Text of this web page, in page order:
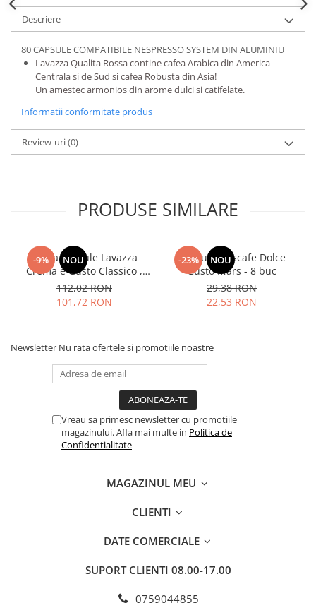
Descriere
80 CAPSULE COMPATIBILE NESPRESSO SYSTEM DIN ALUMINIU
Lavazza Qualita Rossa contine cafea Arabica din America
Centrala si de Sud si cafea Robusta din Asia!
Un amestec armonios din arome dulci si catifelate.
Informatii conformitate produs
Review-uri(0)
PRODUSE SIMILARE
-9% NOU
Cafea capsule Lavazza
Crema e Gusto Classico ,
compatibile Nespresso, 80
buc
112,02 RON
101,72 RON
-23% NOU
Capsule Nescafe Dolce
Gusto Mars - 8 buc
29,38 RON
22,53 RON
Newsletter Nu rata ofertele si promotiile noastre
Vreau sa primesc newsletter cu promotiile
magazinului. Afla mai multe in Politica de
Confidentialitate
MAGAZINUL MEU
CLIENTI
DATE COMERCIALE
SUPORT CLIENTI 08.00-17.00
0759044855